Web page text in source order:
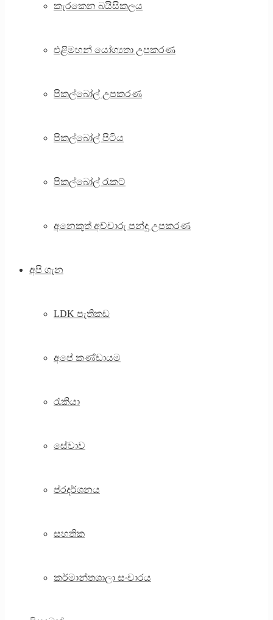
කැරකෙන බයිසිකලය
එළිමහන් යෝග්‍යතා උපකරණ
පිකල්බෝල් උපකරණ
පිකල්බෝල් පිටිය
පිකල්බෝල් රැකට්
අනෙකුත් අච්චාරු පන්දු උපකරණ
අපි ගැන
LDK පැතිකඩ
අපේ කණ්ඩායම
රැකියා
සේවාව
ප්රදර්ශනය
සහතික
කර්මාන්තශාලා සංචාරය